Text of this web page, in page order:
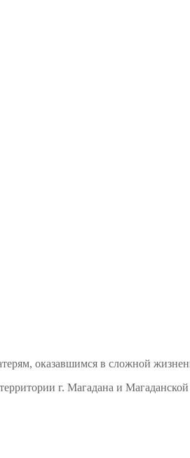
оказавшимся в сложной
г. Магадана и Магаданской